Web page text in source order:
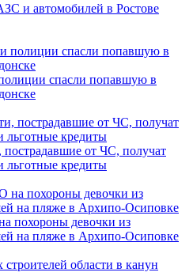
и автомобилей в Ростове
спасли попавшую в
от ЧС, получат
льготные кредиты
похороны девочки из
на пляже в Архипо-Осиповке